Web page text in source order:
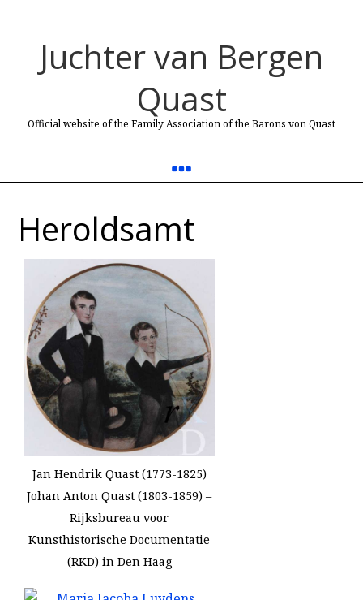
Juchter van Bergen
Quast
Official website of the Family Association of the Barons von Quast
Heroldsamt
Jan Hendrik Quast (1773-1825)
Johan Anton Quast (1803-1859) –
Rijksbureau voor
Kunsthistorische Documentatie
(RKD) in Den Haag